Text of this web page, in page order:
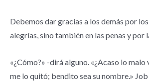
Debemos dar gracias a los demás por
alegrías, sino también en las penas y por
«¿Cómo?» -dirá alguno. «¿Acaso lo
me lo quitó; bendito sea su nombre.»